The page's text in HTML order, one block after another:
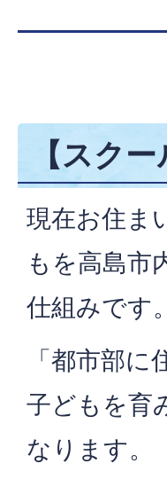
【スク
現在お住ま
もを高島市
仕組みです。
「都市部
子どもを育
なります。